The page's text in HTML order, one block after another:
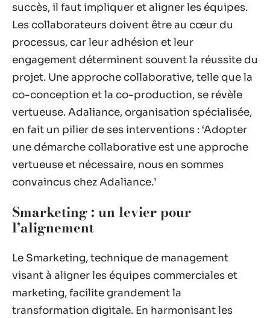
succès, il faut impliquer et aligner les équipes.
Les collaborateurs doivent être au cœur du
processus, car leur adhésion et leur
engagement déterminent souvent la réussite du
projet. Une approche collaborative, telle que la
co-conception et la co-production, se révèle
vertueuse. Adaliance, organisation spécialisée,
en fait un pilier de ses interventions : ‘Adopter
une démarche collaborative est une approche
vertueuse et nécessaire, nous en sommes
convaincus chez Adaliance.’
Smarketing : un levier pour
l’alignement
Le Smarketing, technique de management
visant à aligner les équipes commerciales et
marketing, facilite grandement la
transformation digitale. En harmonisant les